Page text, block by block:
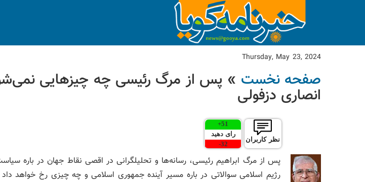
Thursday, May 23, 2024
صفحه نخست » پس از مرگ رئیسی چه چیزهایی
انصاری دزفولی
نظر کاربران
51
+
رای دهید
32
-
پس از مرگ ابراهیم رئیسی، رسانه‌ها و تحلیلگرانی در اقصی نقاط جهان در باره
رژیم اسلامی سوالاتی در باره مسیر آینده جمهوری اسلامی و چه چیزی رخ خواهد